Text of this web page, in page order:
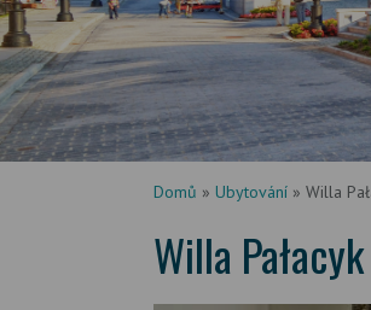
Domů » Ubytování » Willa
Willa Pałacyk